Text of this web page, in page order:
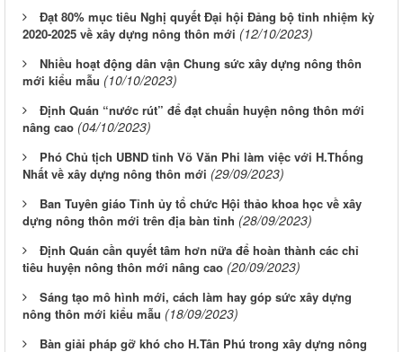
Đạt 80% mục tiêu Nghị quyết Đại hội Đảng bộ tỉnh nhiệm kỳ
2020-2025 về xây dựng nông thôn mới (12/10/2023)
Nhiều hoạt động dân vận Chung sức xây dựng nông thôn
mới kiểu mẫu (10/10/2023)
Định Quán “nước rút” để đạt chuẩn huyện nông thôn mới
nâng cao (04/10/2023)
Phó Chủ tịch UBND tỉnh Võ Văn Phi làm việc với H.Thống
Nhất về xây dựng nông thôn mới (29/09/2023)
Ban Tuyên giáo Tỉnh ủy tổ chức Hội thảo khoa học về xây
dựng nông thôn mới trên địa bàn tỉnh (28/09/2023)
Định Quán cần quyết tâm hơn nữa để hoàn thành các chỉ
tiêu huyện nông thôn mới nâng cao (20/09/2023)
Sáng tạo mô hình mới, cách làm hay góp sức xây dựng
nông thôn mới kiểu mẫu (18/09/2023)
Bàn giải pháp gỡ khó cho H.Tân Phú trong xây dựng nông